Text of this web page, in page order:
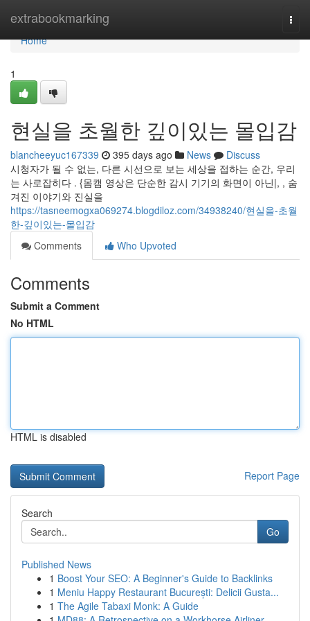
extrabookmarking
Home
Home
1
현실을 초월한 깊이있는 몰입감
blancheeyuc167339 395 days ago News
Discuss
시청자가 될 수 없는, 다른 시선으로 보는 세상을 접하는 순간, 우리
는 사로잡히다 . {몸캠 영상은 단순한 감시 기기의 화면이 아닌|, , 숨
겨진 이야기와 진실을
https://tasneemogxa069274.blogdiloz.com/34938240/현실을-초월
한-깊이있는-몰입감
Comments
Who Upvoted
Comments
Submit a Comment
No HTML
HTML is disabled
Report Page
Search
Go
Published News
1 Boost Your SEO: A Beginner's Guide to Backlinks
1 Meniu Happy Restaurant București: Delicii Gusta...
1 The Agile Tabaxi Monk: A Guide